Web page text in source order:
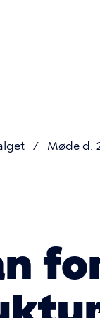
Møde d.